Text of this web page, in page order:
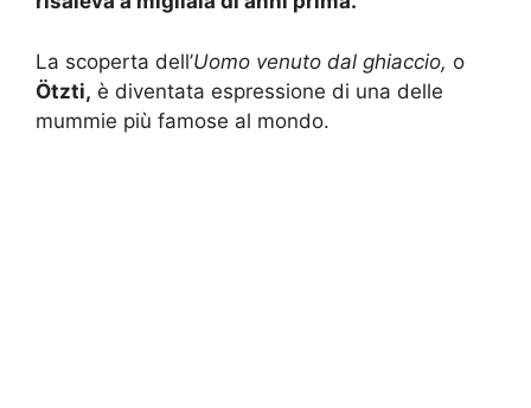
La scoperta dell’Uomo venuto dal ghiaccio, o
Ötzti, è diventata espressione di una delle
mummie più famose al mondo.